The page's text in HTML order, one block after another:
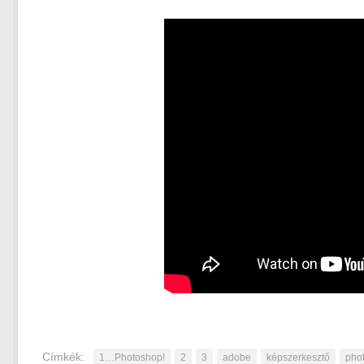
Címkék: 1…Photoshop! 2 3 adobe képszerkesztő